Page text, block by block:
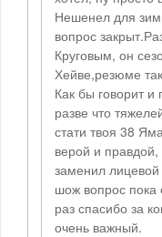
Нешенел для
вопрос
Круговым, он
Хейве,резюме
Как бы говорит и
разве что
стати твоя 38
верой и
заменил
шож вопрос
раз спасибо за
очень важный.